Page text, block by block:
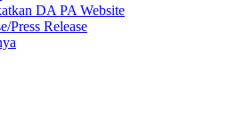
DA PA Website
Press Release